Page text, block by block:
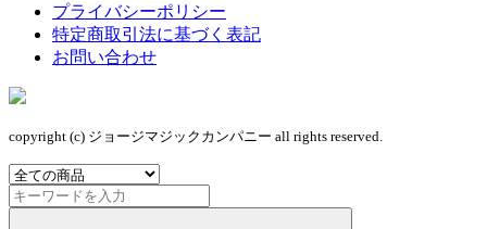
プライバシーポリシー
特定商取引法に基づく表記
お問い合わせ
copyright (c) ジョージマジックカンパニー all rights reserved.